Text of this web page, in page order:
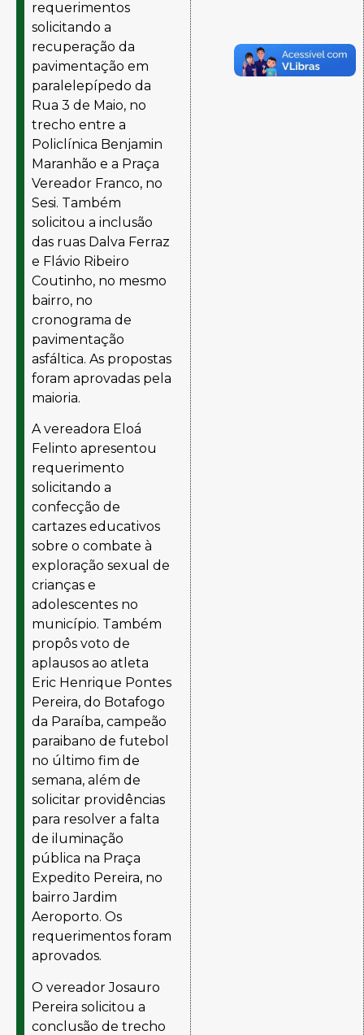
requerimentos
solicitando a
recuperação da
pavimentação em
paralelepípedo da
Rua 3 de Maio, no
trecho entre a
Policlínica Benjamin
Maranhão e a Praça
Vereador Franco, no
Sesi. Também
solicitou a inclusão
das ruas Dalva Ferraz
e Flávio Ribeiro
Coutinho, no mesmo
bairro, no
cronograma de
pavimentação
asfáltica. As propostas
foram aprovadas pela
maioria.
A vereadora Eloá
Felinto apresentou
requerimento
solicitando a
confecção de
cartazes educativos
sobre o combate à
exploração sexual de
crianças e
adolescentes no
município. Também
propôs voto de
aplausos ao atleta
Eric Henrique Pontes
Pereira, do Botafogo
da Paraíba, campeão
paraibano de futebol
no último fim de
semana, além de
solicitar providências
para resolver a falta
de iluminação
pública na Praça
Expedito Pereira, no
bairro Jardim
Aeroporto. Os
requerimentos foram
aprovados.
O vereador Josauro
Pereira solicitou a
conclusão de trecho